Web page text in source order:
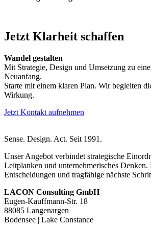
Jetzt Klarheit schaffen
Wandel gestalten
Mit Strategie, Design und Umsetzung zu
Neuanfang.
Starte mit einem klaren Plan. Wir begleiten
Wirkung.
Jetzt Kontakt aufnehmen
Sense. Design. Act. Seit 1991.
Unser Angebot verbindet strategische
Leitplanken und unternehmerisches Denken.
Entscheidungen und tragfähige nächste
LACON Consulting GmbH
Eugen-Kauffmann-Str. 18
88085 Langenargen
Bodensee | Lake Constance